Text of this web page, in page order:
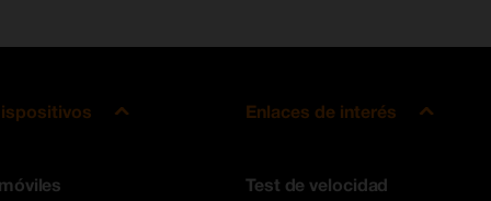
Enlaces de interés
Test de velocidad